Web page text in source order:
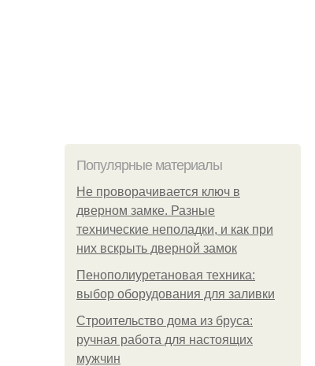
Популярные материалы
Не проворачивается ключ в
дверном замке. Разные
технические неполадки, и как при
них вскрыть дверной замок
Пенополиуретановая техника:
выбор оборудования для заливки
Строительство дома из бруса:
ручная работа для настоящих
мужчин